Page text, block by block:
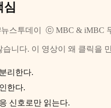
심
뉴스투데이 ㅤ ⓒ MBC &
니다. 이 영상이 왜 클릭을
리한다.
한다.
신호로만 읽는다.